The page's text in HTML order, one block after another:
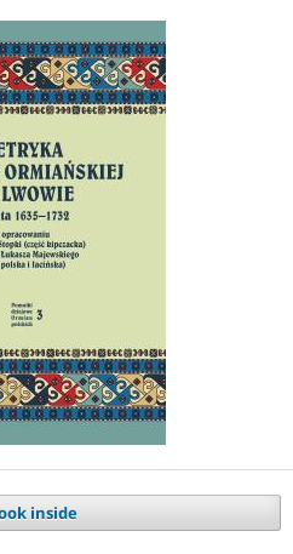
inside